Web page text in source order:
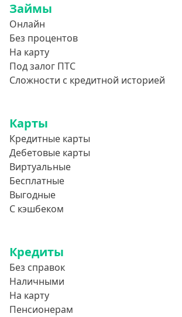
650000 руб
700000 руб
750000 руб
800000 руб
950000 руб
Целевые
Ремонт
Строительство дома
Стоматология
Неотложные нужды
Образование
Займы
Онлайн
Без процентов
На карту
Под залог ПТС
Сложности с кредитной историей
Карты
Кредитные карты
Дебетовые карты
Виртуальные
Бесплатные
Выгодные
С кэшбеком
Кредиты
Без справок
Наличными
На карту
Пенсионерам